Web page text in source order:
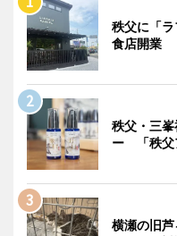
秩父に「
食店開業
秩父・三
ー 「秩父
横瀬の旧